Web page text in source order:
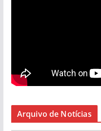
Arquivo de Notícias